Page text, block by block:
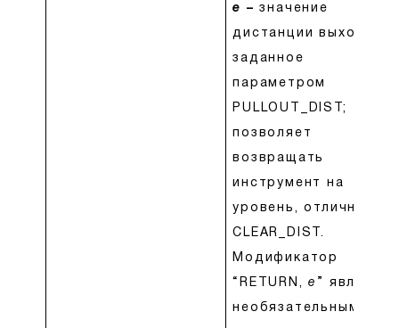
e – значение
дистанции выхода,
заданное
параметром
PULLOUT_DIST;
позволяет
возвращать
инструмент на
уровень, отличный от
CLEAR_DIST.
Модификатор
“RETURN,e ” является
необязательным и